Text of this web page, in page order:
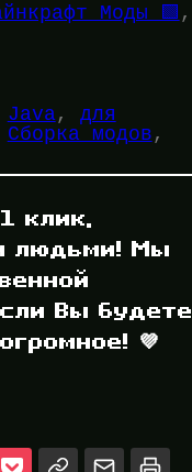
Моды 🟩
Java, для
Сборка модов
клик,
людьми! Мы
Вы будете
💜